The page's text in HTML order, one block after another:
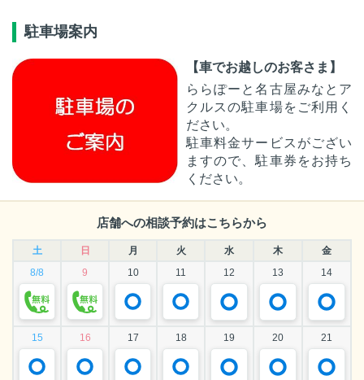
駐車場案内
【車でお越しのお客さま】
ららぽーと名古屋みなとア
クルスの駐車場をご利用く
ださい。
駐車料金サービスがござい
ますので、駐車券をお持ち
ください。
店舗への相談予約はこちらから
土 日 月 火 水 木
金
8/8
9 10 11 12 13 14
15 16 17 18 19 20 21